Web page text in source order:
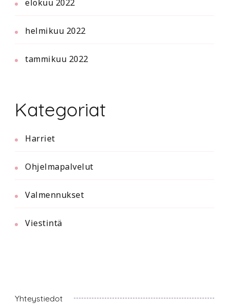
elokuu 2022
helmikuu 2022
tammikuu 2022
Kategoriat
Harriet
Ohjelmapalvelut
Valmennukset
Viestintä
Yhteystiedot